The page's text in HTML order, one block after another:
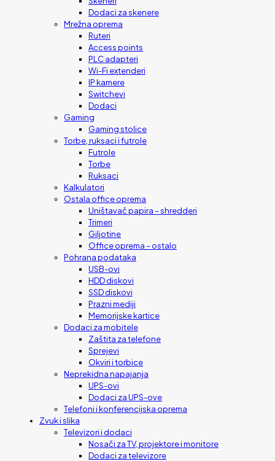
Dodaci za skenere
Mrežna oprema
Ruteri
Access points
PLC adapteri
Wi-Fi extenderi
IP kamere
Switchevi
Dodaci
Gaming
Gaming stolice
Torbe, ruksaci i futrole
Futrole
Torbe
Ruksaci
Kalkulatori
Ostala office oprema
Uništavač papira – shredderi
Trimeri
Giljotine
Office oprema – ostalo
Pohrana podataka
USB-ovi
HDD diskovi
SSD diskovi
Prazni mediji
Memorijske kartice
Dodaci za mobitele
Zaštita za telefone
Sprejevi
Okviri i torbice
Neprekidna napajanja
UPS-ovi
Dodaci za UPS-ove
Telefoni i konferencijska oprema
Zvuk i slika
Televizori i dodaci
Nosači za TV, projektore i monitore
Dodaci za televizore